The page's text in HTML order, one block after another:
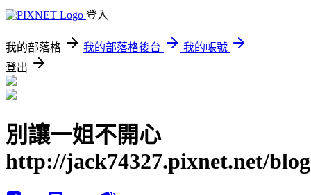
登入
我的部落格 我的部落格後台
我的帳號
登出
別讓一姐不開心
http://jack74327.pixnet.net/blog